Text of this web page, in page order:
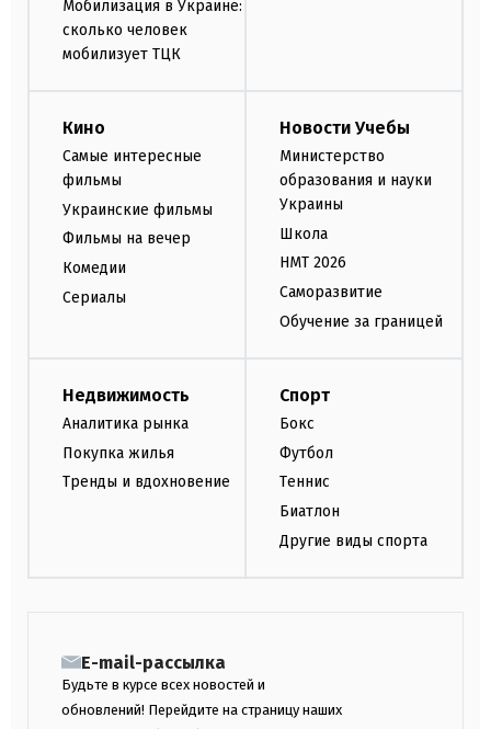
Мобилизация в Украине:
сколько человек
мобилизует ТЦК
Кино
Самые интересные
фильмы
Украинские фильмы
Фильмы на вечер
Комедии
Сериалы
Новости Учебы
Министерство
образования и науки
Украины
Школа
НМТ 2026
Саморазвитие
Обучение за границей
Недвижимость
Аналитика рынка
Покупка жилья
Тренды и вдохновение
Спорт
Бокс
Футбол
Теннис
Биатлон
Другие виды спорта
E-mail-рассылка
Будьте в курсе всех новостей и
обновлений! Перейдите на страницу наших